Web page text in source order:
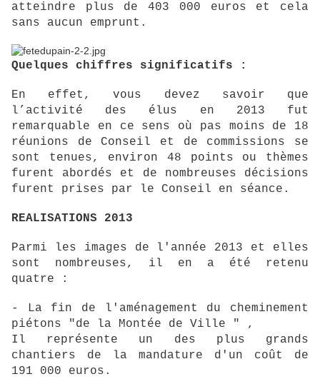
atteindre plus de 403 000 euros et cela
sans aucun emprunt.
Quelques chiffres significatifs :
En effet, vous devez savoir que
l’activité des élus en 2013 fut
remarquable en ce sens où pas moins de 18
réunions de Conseil et de commissions se
sont tenues, environ 48 points ou thèmes
furent abordés et de nombreuses décisions
furent prises par le Conseil en séance.
REALISATIONS 2013
Parmi les images de l'année 2013 et elles
sont nombreuses, il en a été retenu
quatre :
- La fin de l'aménagement du cheminement
piétons "de la Montée de Ville " ,
Il représente un des plus grands
chantiers de la mandature d'un coût de
191 000 euros.